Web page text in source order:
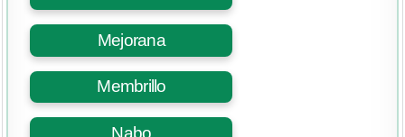
Mejorana
Membrillo
Nabo